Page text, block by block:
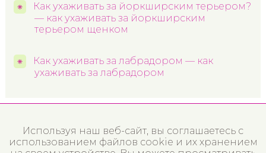
Как ухаживать за йоркширским терьером?
— как ухаживать за йоркширским
терьером щенком
Как ухаживать за лабрадором — как
ухаживать за лабрадором
Используя наш веб-сайт, вы соглашаетесь с
использованием файлов cookie и их хранением